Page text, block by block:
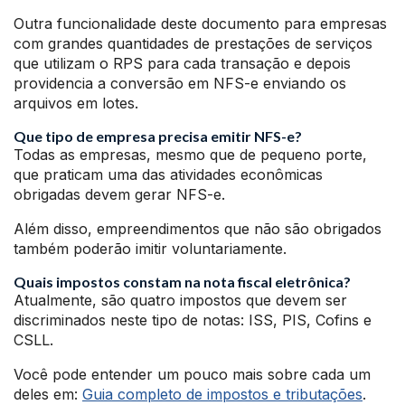
Outra funcionalidade deste documento para empresas
com grandes quantidades de prestações de serviços
que utilizam o RPS para cada transação e depois
providencia a conversão em NFS-e enviando os
arquivos em lotes.
Que tipo de empresa precisa emitir NFS-e?
Todas as empresas, mesmo que de pequeno porte,
que praticam uma das atividades econômicas
obrigadas devem gerar NFS-e.
Além disso, empreendimentos que não são obrigados
também poderão imitir voluntariamente.
Quais impostos constam na nota fiscal eletrônica?
Atualmente, são quatro impostos que devem ser
discriminados neste tipo de notas: ISS, PIS, Cofins e
CSLL.
Você pode entender um pouco mais sobre cada um
deles em: Guia completo de impostos e tributações.